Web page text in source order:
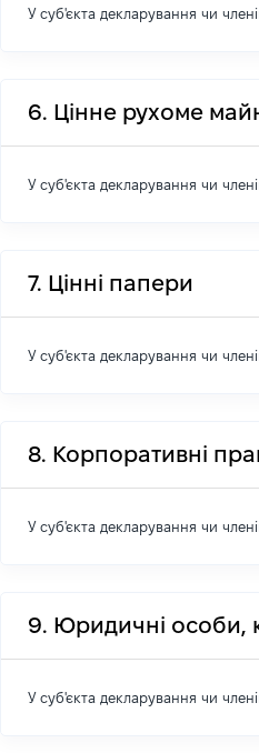
У суб'єкта декларування чи
6. Цінне рухоме
У суб'єкта декларування чи
7. Цінні папери
У суб'єкта декларування чи
8. Корпоративні
У суб'єкта декларування чи
9. Юридичні особи,
У суб'єкта декларування чи